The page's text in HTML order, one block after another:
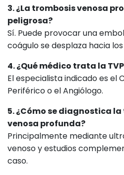
3. ¿La trombosis venosa
peligrosa?
Sí. Puede provocar una
coágulo se desplaza hacia
4. ¿Qué médico trata la
El especialista indicado es el
Periférico o el Angiólogo.
5. ¿Cómo se diagnostica
venosa profunda?
Principalmente mediante
venoso y estudios
caso.